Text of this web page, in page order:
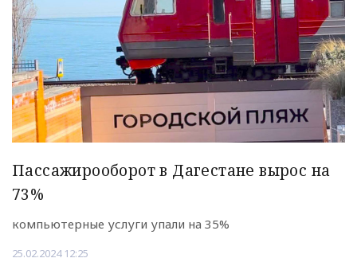
Пассажирооборот в Дагестане вырос на
73%
компьютерные услуги упали на 35%
25.02.2024 12:25